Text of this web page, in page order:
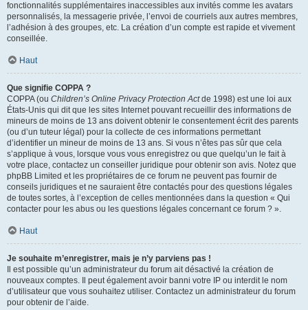
fonctionnalités supplémentaires inaccessibles aux invités comme les avatars
personnalisés, la messagerie privée, l’envoi de courriels aux autres membres,
l’adhésion à des groupes, etc. La création d’un compte est rapide et vivement
conseillée.
Haut
Que signifie COPPA ?
COPPA (ou Children’s Online Privacy Protection Actde 1998) est une loi aux
États-Unis qui dit que les sites Internet pouvant recueillir des informations de
mineurs de moins de 13 ans doivent obtenir le consentement écrit des parents
(ou d’un tuteur légal) pour la collecte de ces informations permettant
d’identifier un mineur de moins de 13 ans. Si vous n’êtes pas sûr que cela
s’applique à vous, lorsque vous vous enregistrez ou que quelqu’un le fait à
votre place, contactez un conseiller juridique pour obtenir son avis. Notez que
phpBB Limited et les propriétaires de ce forum ne peuvent pas fournir de
conseils juridiques et ne sauraient être contactés pour des questions légales
de toutes sortes, à l’exception de celles mentionnées dans la question « Qui
contacter pour les abus ou les questions légales concernant ce forum ? ».
Haut
Je souhaite m’enregistrer, mais je n’y parviens pas !
Il est possible qu’un administrateur du forum ait désactivé la création de
nouveaux comptes. Il peut également avoir banni votre IP ou interdit le nom
d’utilisateur que vous souhaitez utiliser. Contactez un administrateur du forum
pour obtenir de l’aide.